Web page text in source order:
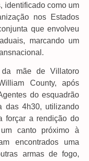
identificado como um
nos Estados
que envolveu
marcando um
mãe de Villatoro
County, após
do esquadrão
das 4h30, utilizando
forçar a rendição do
canto próximo à
encontrados uma
armas de fogo,